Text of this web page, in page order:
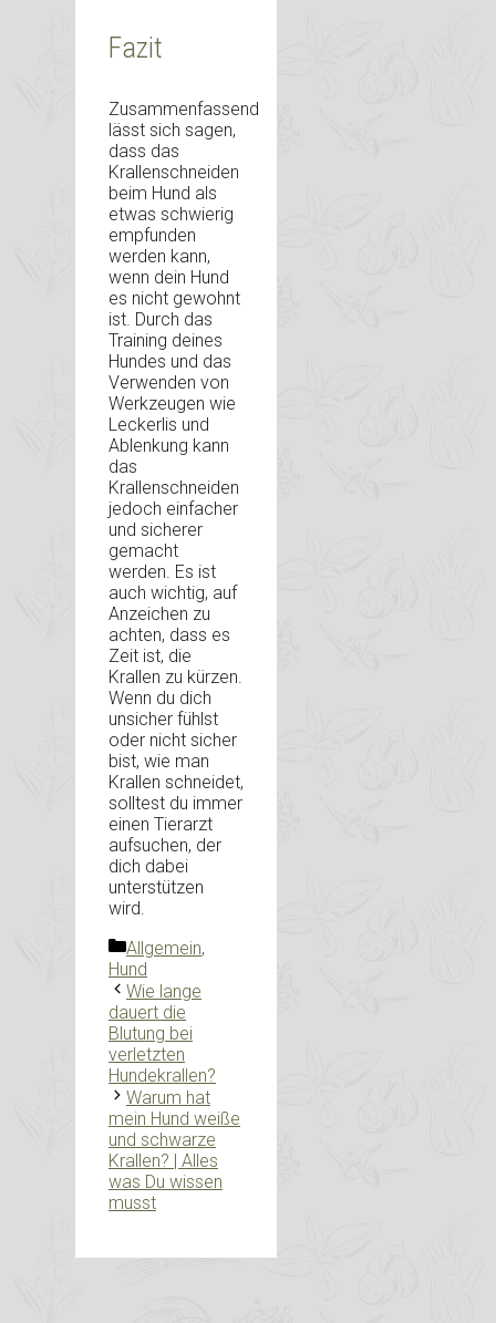
Fazit
Zusammenfassend
lässt sich sagen,
dass das
Krallenschneiden
beim Hund als
etwas schwierig
empfunden
werden kann,
wenn dein Hund
es nicht gewohnt
ist. Durch das
Training deines
Hundes und das
Verwenden von
Werkzeugen wie
Leckerlis und
Ablenkung kann
das
Krallenschneiden
jedoch einfacher
und sicherer
gemacht
werden. Es ist
auch wichtig, auf
Anzeichen zu
achten, dass es
Zeit ist, die
Krallen zu kürzen.
Wenn du dich
unsicher fühlst
oder nicht sicher
bist, wie man
Krallen schneidet,
solltest du immer
einen Tierarzt
aufsuchen, der
dich dabei
unterstützen
wird.
Kategorien
Allgemein,
Hund
Wie lange
dauert die
Blutung bei
verletzten
Hundekrallen?
Warum hat
mein Hund weiße
und schwarze
Krallen? | Alles
was Du wissen
musst